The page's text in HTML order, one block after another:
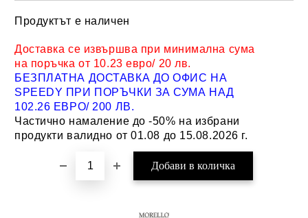
Продуктът е наличен
Доставка се извършва при минимална сума
на поръчка от 10.23 евро/ 20 лв.
БЕЗПЛАТНА ДОСТАВКА ДО ОФИС НА
SPEEDY ПРИ ПОРЪЧКИ ЗА СУМА НАД
102.26 ЕВРО/ 200 ЛВ.
Частично намаление до -50% на избрани
продукти валидно от 01.08 до 15.08.2026 г.